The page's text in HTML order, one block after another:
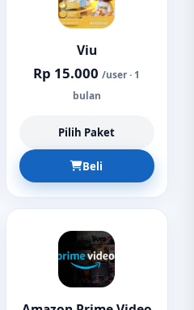
Viu
Rp 15.000/user · 1
bulan
Pilih Paket
Beli